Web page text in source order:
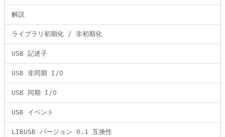
解説
ライブラリ初期化 / 非初期化
USB 記述子
USB 非同期 I/O
USB 同期 I/O
USB イベント
LIBUSB バージョン 0.1 互換性